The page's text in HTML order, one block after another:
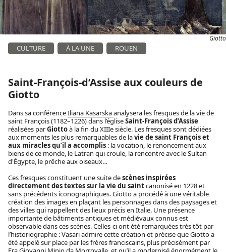
Giotto
CULTURE À LA UNE ROUEN
Saint-François-d’Assise aux couleurs de
Giotto
Dans sa conférenceIliana Kasarskaanalysera les fresques de la vie de
saint François (1182–1226) dans l’égliseSaint-François d’Assise
réalisées parGiottoà la fin du XIIIe siècle. Les fresques sont dédiées
aux moments les plus remarquables de lavie de saint François et
aux miracles qu’il a accomplis : la vocation, le renoncement aux
biens de ce monde, le Latran qui croule, la rencontre avec le Sultan
d'Égypte, le prêche aux oiseaux…
Ces fresques constituent une suite descènes inspirées
directement des textes sur la vie du saintcanonisé en 1228 et
sans précédents iconographiques. Giotto a procédé à une véritable
création des images en plaçant les personnages dans des paysages et
des villes qui rappellent des lieux précis en Italie. Une présence
importante de bâtiments antiques et médiévaux connus est
observable dans ces scènes. Celles-ci ont été remarquées très tôt par
l’historiographie : Vasari admire cette création et précise que Giotto a
été appelé sur place par les frères franciscains, plus précisément par